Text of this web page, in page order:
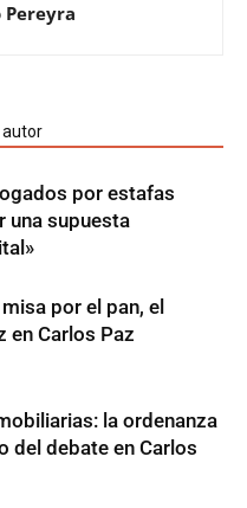
Pereyra
autor
por estafas
una supuesta
por el pan, el
en Carlos Paz
la ordenanza
del debate en Carlos